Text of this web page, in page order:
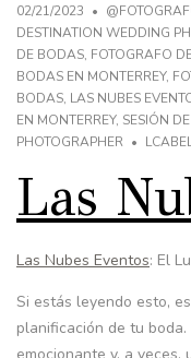
02/21/2023
DESTINATION WEDDING
DE BODAS, FOTOGRAFO
BODAS EN MONTERREY,
BODAS, LAS NUBES
EN MONTERREY, SESIÓN
PHOTOGRAPHER
Las
Las Nubes Eventos: El
Si estás leyendo esto,
planificación de tu boda.